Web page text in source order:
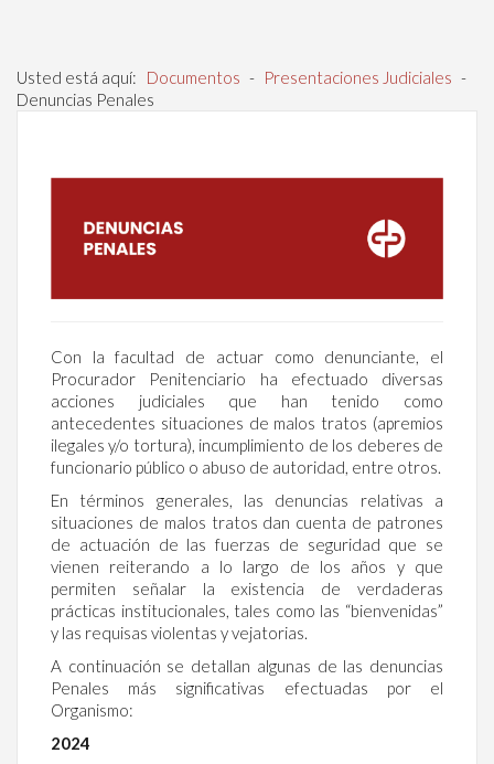
Usted está aquí: Documentos - Presentaciones Judiciales -
Denuncias Penales
Con la facultad de actuar como denunciante, el
Procurador Penitenciario ha efectuado diversas
acciones judiciales que han tenido como
antecedentes situaciones de malos tratos (apremios
ilegales y/o tortura), incumplimiento de los deberes de
funcionario público o abuso de autoridad, entre otros.
En términos generales, las denuncias relativas a
situaciones de malos tratos dan cuenta de patrones
de actuación de las fuerzas de seguridad que se
vienen reiterando a lo largo de los años y que
permiten señalar la existencia de verdaderas
prácticas institucionales, tales como las “bienvenidas”
y las requisas violentas y vejatorias.
A continuación se detallan algunas de las denuncias
Penales más significativas efectuadas por el
Organismo:
2024